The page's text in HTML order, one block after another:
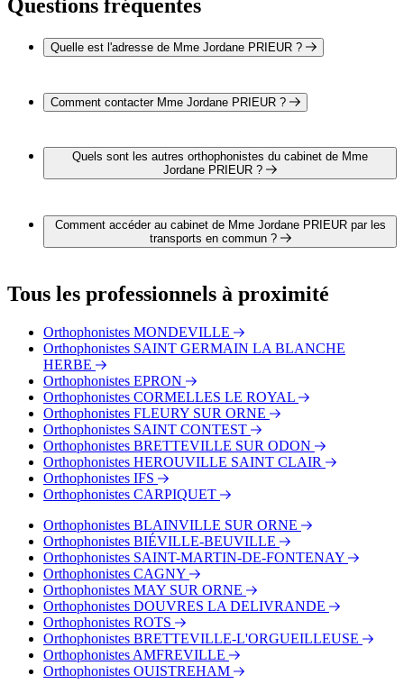
Questions fréquentes
Quelle est l'adresse de Mme Jordane PRIEUR ?
Pompidou 14000 CAEN
Comment contacter Mme Jordane PRIEUR ?
téléphone au 02 31 50 35 16.
Quels sont les autres orthophonistes du cabinet de Mme
Jordane PRIEUR ?
Mme Jordane PRIEUR :
Mme Virginie MORIN
Mme Mathilde FILLION
Comment accéder au cabinet de Mme Jordane PRIEUR par les
transports en commun ?
arrêts suivants :
Bus - Saint-Pierre
Bus - Théâtre quai 2
Tram - Université
Tram - Bernières
Tous les professionnels à proximité
Orthophonistes MONDEVILLE
Orthophonistes SAINT GERMAIN LA BLANCHE
HERBE
Orthophonistes EPRON
Orthophonistes CORMELLES LE ROYAL
Orthophonistes FLEURY SUR ORNE
Orthophonistes SAINT CONTEST
Orthophonistes BRETTEVILLE SUR ODON
Orthophonistes HEROUVILLE SAINT CLAIR
Orthophonistes IFS
Orthophonistes CARPIQUET
Orthophonistes BLAINVILLE SUR ORNE
Orthophonistes BIÉVILLE-BEUVILLE
Orthophonistes SAINT-MARTIN-DE-FONTENAY
Orthophonistes CAGNY
Orthophonistes MAY SUR ORNE
Orthophonistes DOUVRES LA DELIVRANDE
Orthophonistes ROTS
Orthophonistes BRETTEVILLE-L'ORGUEILLEUSE
Orthophonistes AMFREVILLE
Orthophonistes OUISTREHAM